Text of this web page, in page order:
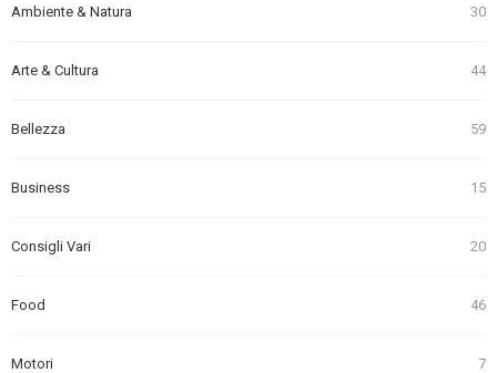
Ambiente & Natura 30
Arte & Cultura 44
Bellezza 59
Business 15
Consigli Vari 20
Food 46
Motori 7